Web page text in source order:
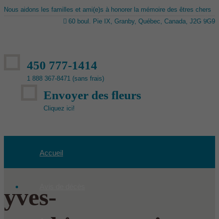
Nous aidons les familles et ami(e)s à honorer la mémoire des êtres chers
60 boul. Pie IX, Granby, Québec, Canada, J2G 9G9
450 777-1414
1 888 367-8471 (sans frais)
Envoyer des fleurs
Cliquez ici!
Accueil
yves-